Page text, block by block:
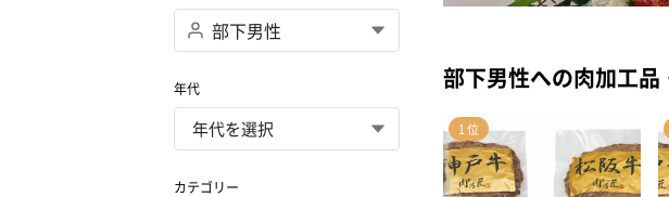
年代
カテゴリー
部下男性への肉加工